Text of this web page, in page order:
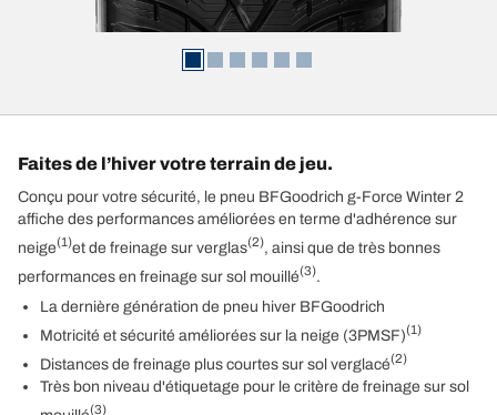
Faites de l’hiver votre terrain de jeu.
Conçu pour votre sécurité, le pneu BFGoodrich g-Force Winter 2
affiche des performances améliorées en terme d'adhérence sur
neige(1)et de freinage sur verglas(2), ainsi que de très bonnes
performances en freinage sur sol mouillé(3).
La dernière génération de pneu hiver BFGoodrich
Motricité et sécurité améliorées sur la neige (3PMSF)(1)
Distances de freinage plus courtes sur sol verglacé(2)
Très bon niveau d'étiquetage pour le critère de freinage sur sol
(3)